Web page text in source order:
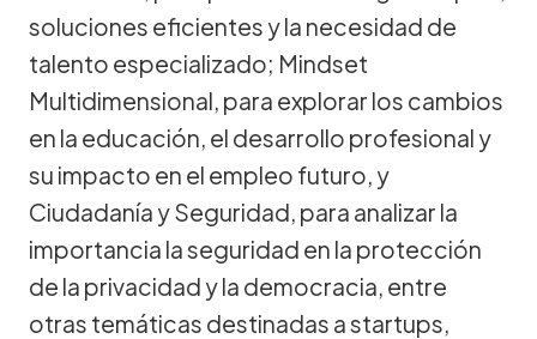
soluciones eficientes y la necesidad de
talento especializado; Mindset
Multidimensional, para explorar los cambios
en la educación, el desarrollo profesional y
su impacto en el empleo futuro, y
Ciudadanía y Seguridad, para analizar la
importancia la seguridad en la protección
de la privacidad y la democracia, entre
otras temáticas destinadas a startups,